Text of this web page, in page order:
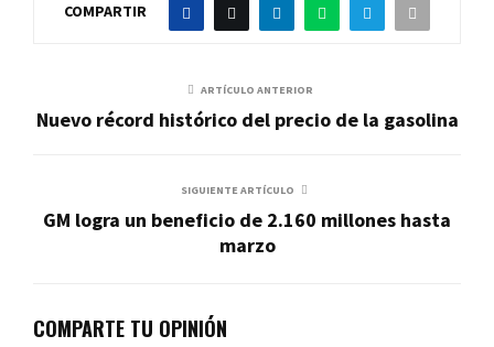
COMPARTIR
ARTÍCULO ANTERIOR
Nuevo récord histórico del precio de la gasolina
SIGUIENTE ARTÍCULO
GM logra un beneficio de 2.160 millones hasta
marzo
COMPARTE TU OPINIÓN